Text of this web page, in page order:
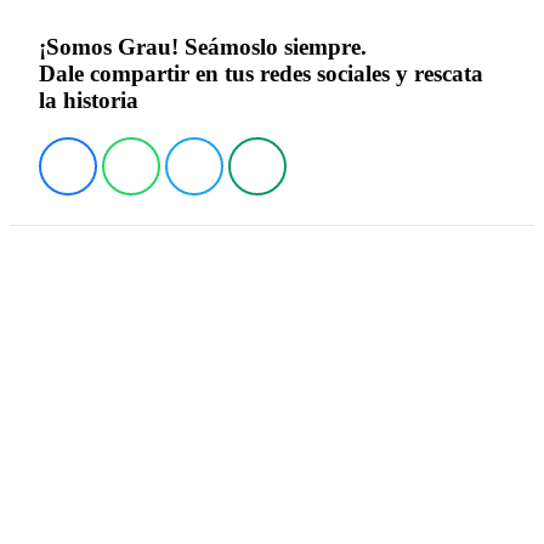
¡Somos Grau! Seámoslo siempre.
Dale compartir en tus redes sociales y rescata
la historia